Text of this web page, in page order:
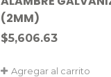
(2MM)
$5,606.63
Agregar al carrito